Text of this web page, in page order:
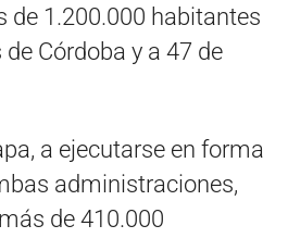
de 1.200.000 habitantes
Córdoba y a 47 de
a ejecutarse en forma
administraciones,
de 410.000